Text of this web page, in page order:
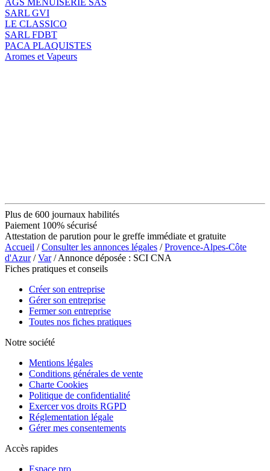
SARL GVI
LE CLASSICO
SARL FDBT
PACA PLAQUISTES
Aromes et Vapeurs
Plus de 600 journaux habilités
Paiement 100% sécurisé
Attestation de parution pour le greffe immédiate et gratuite
Accueil /Consulter les annonces légales /Provence-Alpes-Côte
d'Azur/Var/ Annonce déposée : SCI CNA
Fiches pratiques et conseils
Créer son entreprise
Gérer son entreprise
Fermer son entreprise
Toutes nos fiches pratiques
Notre société
Mentions légales
Conditions générales de vente
Charte Cookies
Politique de confidentialité
Exercer vos droits RGPD
Réglementation légale
Gérer mes consentements
Accès rapides
Espace pro